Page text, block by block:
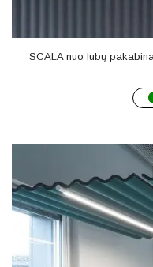
SCALA nuo lubų